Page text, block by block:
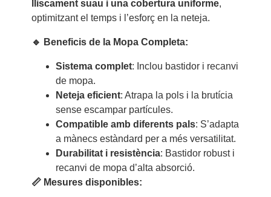
lliscament suau i una cobertura uniforme,
optimitzant el temps i l’esforç en la neteja.
🔹 Beneficis de la Mopa Completa:
Sistema complet: Inclou bastidor i recanvi
de mopa.
Neteja eficient: Atrapa la pols i la brutícia
sense escampar partícules.
Compatible amb diferents pals: S’adapta
a mànecs estàndard per a més versatilitat.
Durabilitat i resistència: Bastidor robust i
recanvi de mopa d’alta absorció.
📏 Mesures disponibles: